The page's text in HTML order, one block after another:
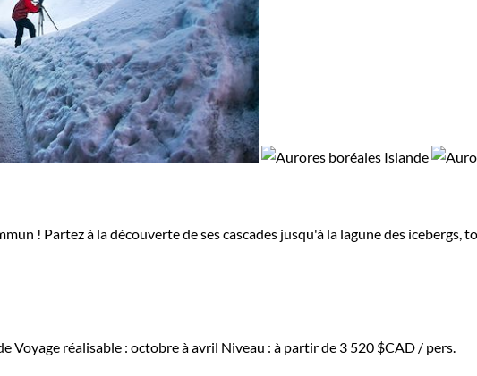
! Partez à la découverte de ses cascades jusqu'à la lagune des icebergs,
Voyage réalisable : octobre à avril Niveau : à partir de 3 520 $CAD / pers.